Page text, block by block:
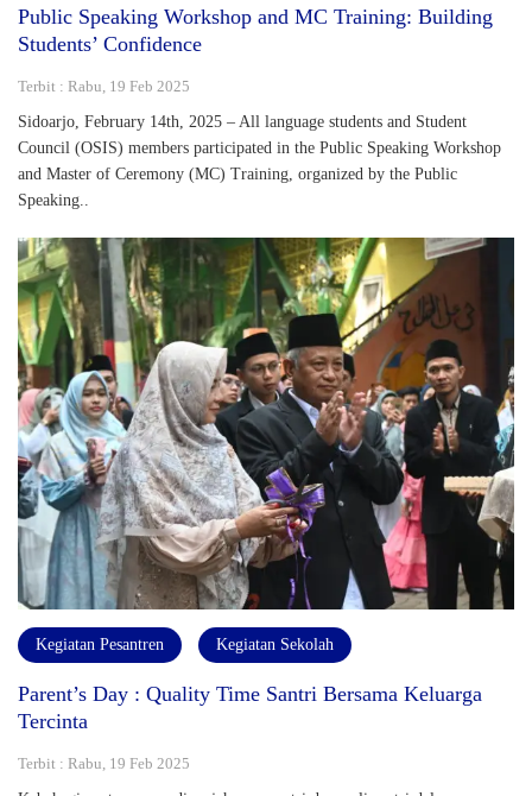
Public Speaking Workshop and MC Training: Building
Students’ Confidence
Terbit : Rabu, 19 Feb 2025
Sidoarjo, February 14th, 2025 – All language students and Student
Council (OSIS) members participated in the Public Speaking Workshop
and Master of Ceremony (MC) Training, organized by the Public
Speaking..
Kegiatan Pesantren Kegiatan Sekolah
Parent’s Day : Quality Time Santri Bersama Keluarga
Tercinta
Terbit : Rabu, 19 Feb 2025